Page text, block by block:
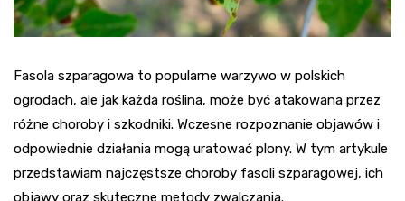
Fasola szparagowa to popularne warzywo w polskich
ogrodach, ale jak każda roślina, może być atakowana przez
różne choroby i szkodniki. Wczesne rozpoznanie objawów i
odpowiednie działania mogą uratować plony. W tym artykule
przedstawiam najczęstsze choroby fasoli szparagowej, ich
objawy oraz skuteczne metody zwalczania.